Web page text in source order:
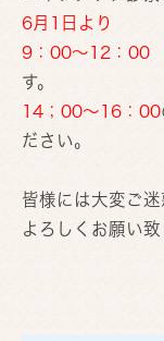
6月1日より
9：00～12：00
す。
14；00～16：00
ださい。
皆様には大変ご
よろしくお願い致